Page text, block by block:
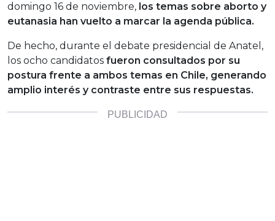
domingo 16 de noviembre, los temas sobre aborto y
eutanasia han vuelto a marcar la agenda pública.
De hecho, durante el debate presidencial de Anatel,
los ocho candidatos fueron consultados por su
postura frente a ambos temas en Chile, generando
amplio interés y contraste entre sus respuestas.